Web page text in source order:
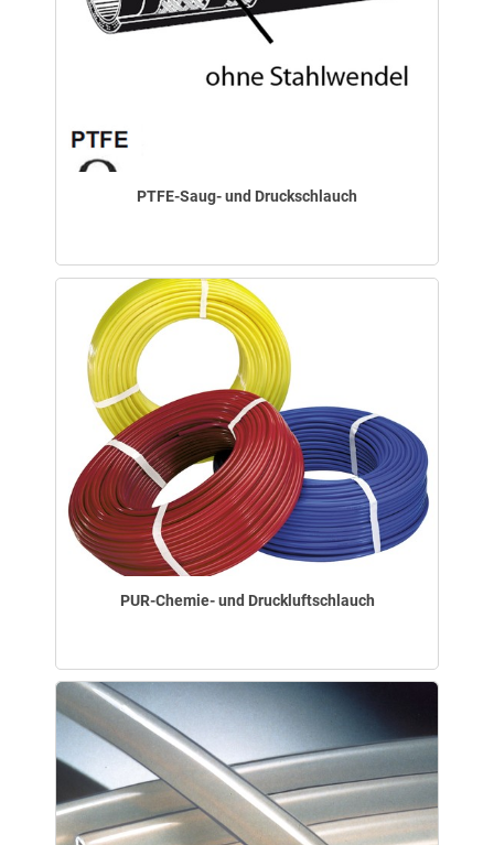
PTFE-Saug- und Druckschlauch
PUR-Chemie- und Druckluftschlauch